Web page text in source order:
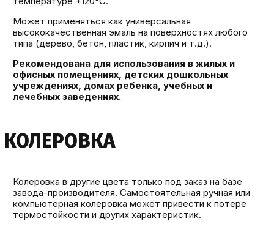
Может применяться как универсальная
высококачественная эмаль на поверхностях любого
типа (дерево, бетон, пластик, кирпич и т.д.).
Рекомендована для использования в жилых и
офисных помещениях, детских дошкольных
учреждениях, домах ребенка, учебных и
лечебных заведениях.
КОЛЕРОВКА
Колеровка в другие цвета только под заказ на базе
завода-производителя. Самостоятельная ручная или
компьютерная колеровка может привести к потере
термостойкости и других характеристик.